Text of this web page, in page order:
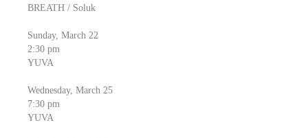
BREATH / Soluk
Sunday, March 22
2:30 pm
YUVA
Wednesday, March 25
7:30 pm
YUVA